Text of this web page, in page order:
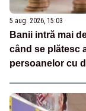
5 aug. 2026, 15:03
Banii intră mai
când se plătesc
persoanelor cu